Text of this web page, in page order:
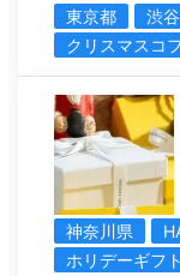
東京都
渋
クリスマスコ
神奈川県
ホリデーギフト